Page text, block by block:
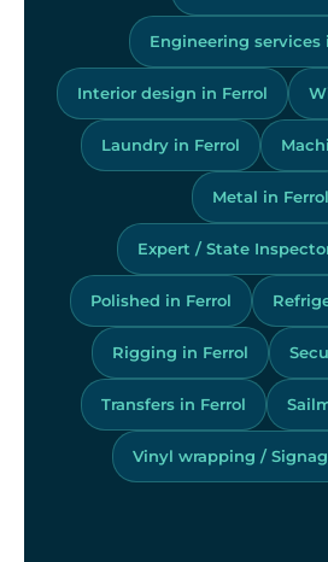
Engineering services
Interior design in Ferrol
Laundry in Ferrol
Metal in Ferrol
Expert / State
Polished in Ferrol
Rigging in Ferrol
Transfers in Ferrol
Vinyl wrapping /